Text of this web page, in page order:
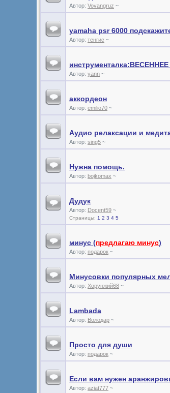
Автор: Vovangruz ~
yamaha psr 6000
Автор: тенгис ~
Автор: yann ~
аккордеон
Автор: emilio70 ~
Аудио релаксации и
Автор: sing5 ~
Нужна помощь.
Автор: bojkomax ~
Дудук
Автор: Docent59 ~
Страницы: 1 2 3 4 5
минус (предлагаю минус)
Автор: подарок ~
Минусовки популярных
Автор: Хорунжий68 ~
Lambada
Автор: Володар ~
Просто для души
Автор: подарок ~
Если вам нужен
Автор: aziat777 ~